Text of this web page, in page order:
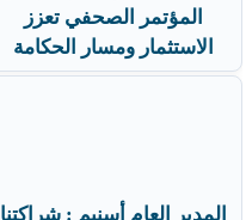
المؤتمر الصحفي تعزز
الاستثمار ومسار الحكامة
المدير العام أسنيم : شراكتنا